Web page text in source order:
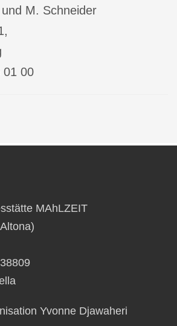
M. Schneider
01 00
MAhLZEIT
Yvonne Djawaheri